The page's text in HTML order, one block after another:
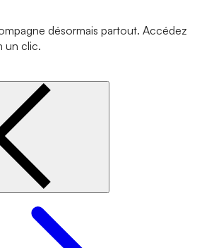
désormais partout. Accédez
un clic.